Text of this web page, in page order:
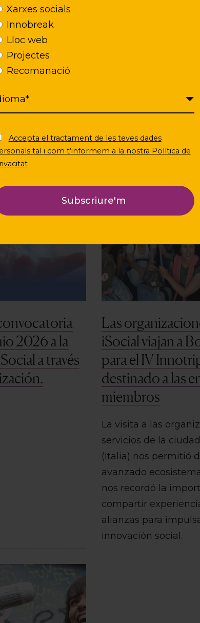
Xarxes socials
Innobreak
Lloc web
Projectes
Recomanació
Accepta el tractament de les teves dades
tal i com t’informem a la nostra Política de
2026 a la
a través
Las
iSocial viajan a
para el IV
destinado a las
miembros
La visita a las
servicios de la
(Italia) nos permitió
avanzado
nos recordó la
compartir
alianzas para
innovación social.